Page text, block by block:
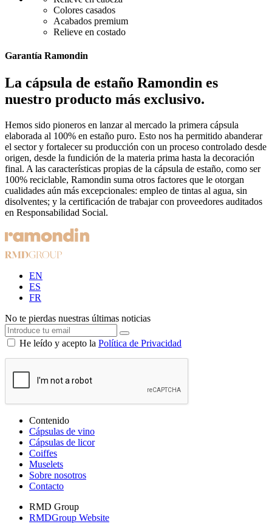
Colores casados
Acabados premium
Relieve en costado
Garantía Ramondin
La cápsula de estaño Ramondin es
nuestro producto más exclusivo.
Hemos sido pioneros en lanzar al mercado la primera cápsula
elaborada al 100% en estaño puro. Esto nos ha permitido abanderar
el sector y fortalecer su producción con un proceso controlado desde
origen, desde la fundición de la materia prima hasta la decoración
final. A las características propias de la cápsula de estaño, como ser
100% reciclable, Ramondin suma otros factores que le otorgan
cualidades aún más excepcionales: empleo de tintas al agua, sin
disolventes; y la certificación de trabajar con proveedores auditados
en Responsabilidad Social.
EN
ES
FR
No te pierdas nuestras últimas noticias
He leído y acepto la Política de Privacidad
Contenido
Cápsulas de vino
Cápsulas de licor
Coiffes
Muselets
Sobre nosotros
Contacto
RMD Group
RMDGroup Website